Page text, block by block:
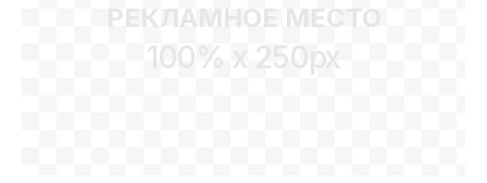
РЕКЛАМНОЕ МЕСТО
100% x 250px